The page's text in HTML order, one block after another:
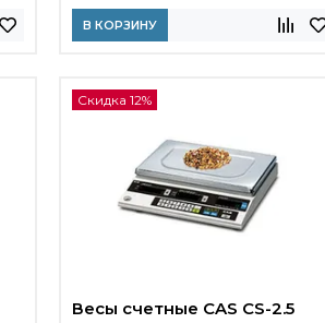
В КОРЗИНУ
Скидка 12%
Весы счетные CAS CS-2.5